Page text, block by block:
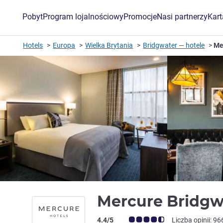
PobytProgram lojalnościowyPromocjeNasi partnerzy
Hotels Europa Wielka Brytania Bridgwater — hotele
Mercure
Ocena klientów (Ocena ALL)
4.4/5 Liczba opinii: